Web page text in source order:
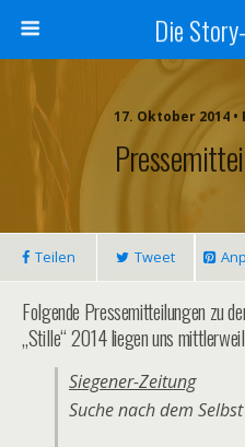
Die
17. Oktober 2014
Teilen Tweet
Folgende Pressemitteilungen zu
„Stille“ 2014 liegen uns
Siegener-Zeitung
Suche nach dem Selbst